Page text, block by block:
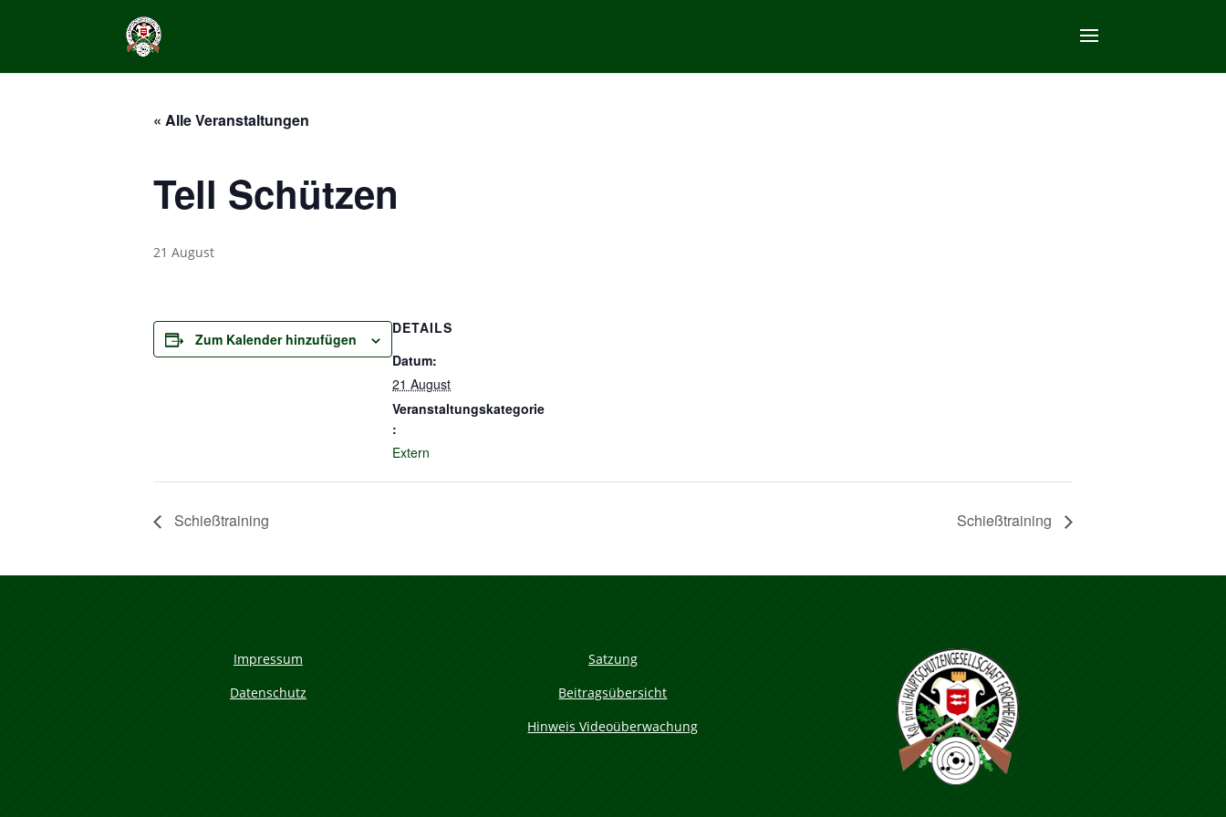
« Alle Veranstaltungen
Tell Schützen
21 August
Zum Kalender hinzufügen
DETAILS
Datum:
21 August
Veranstaltungskategorie
:
Extern
Schießtraining Schießtraining
Impressum
Datenschutz
Satzung
Beitragsübersicht
Hinweis Videoüberwachung